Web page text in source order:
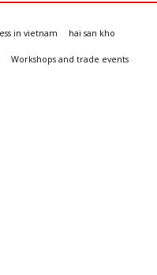
in vietnam hai san kho
Workshops and trade events